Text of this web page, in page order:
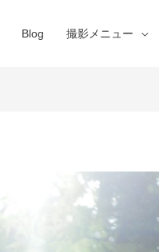
Blog 撮影メニュー